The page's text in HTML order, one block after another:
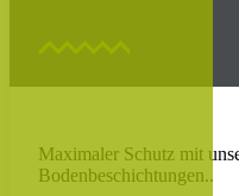
Maximaler Schutz mit
Bodenbeschichtungen..